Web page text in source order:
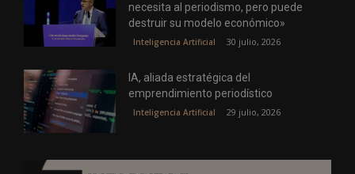
necesita al periodismo, pero puede
destruir su modelo económico»
Inteligencia Artificial 30 julio, 2026
IA, aliada estratégica del
emprendimiento periodístico
Inteligencia Artificial 29 julio, 2026